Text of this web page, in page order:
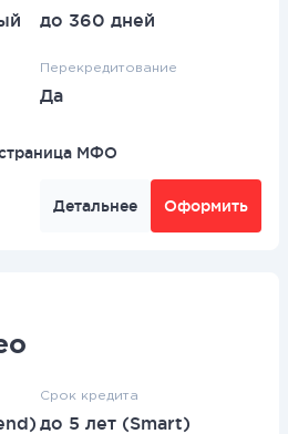
до 360 дней
Перекредитование
Да
МФО
Детальнее Оформить
Срок кредита
до 5 лет (Smart)